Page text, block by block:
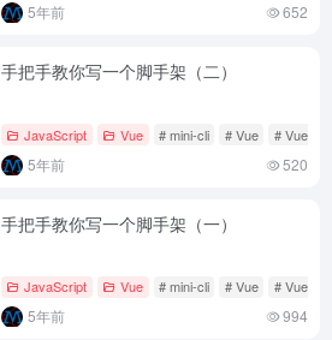
5年前 652
手把手教你写一个脚手架（二）
JavaScript Vue # mini-cli # Vue # Vue-cli
5年前 520
手把手教你写一个脚手架（一）
JavaScript Vue # mini-cli # Vue # Vue-cli
5年前 994